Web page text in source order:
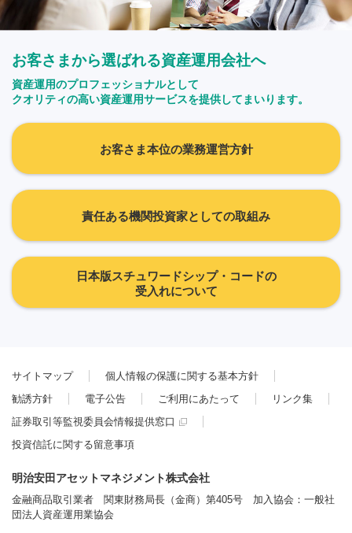
お客さまから選ばれる資産運用会社へ
資産運用のプロフェッショナルとして
クオリティの高い資産運用サービスを提供してまいります。
お客さま本位の業務運営方針
責任ある機関投資家としての取組み
日本版スチュワードシップ・コードの
受入れについて
サイトマップ
個人情報の保護に関する基本方針
勧誘方針
電子公告 ご利用にあたって
リンク集
証券取引等監視委員会情報提供窓口
投資信託に関する留意事項
明治安田アセットマネジメント株式会社
金融商品取引業者 関東財務局長（金商）第405号 加入協会：一般社
団法人資産運用業協会